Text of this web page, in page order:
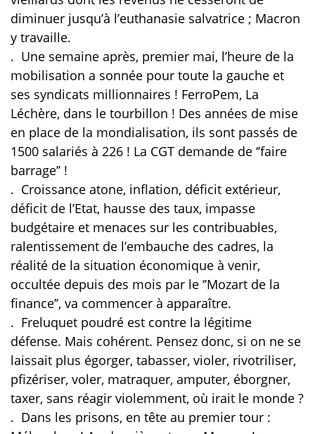
diminuer jusqu’à l’euthanasie salvatrice ; Macron
y travaille.
. Une semaine après, premier mai, l’heure de la
mobilisation a sonnée pour toute la gauche et
ses syndicats millionnaires ! FerroPem, La
Léchère, dans le tourbillon ! Des années de mise
en place de la mondialisation, ils sont passés de
1500 salariés à 226 ! La CGT demande de ‘’faire
barrage’’ !
. Croissance atone, inflation, déficit extérieur,
déficit de l’Etat, hausse des taux, impasse
budgétaire et menaces sur les contribuables,
ralentissement de l’embauche des cadres, la
réalité de la situation économique à venir,
occultée depuis des mois par le ‘’Mozart de la
finance’’, va commencer à apparaître.
. Freluquet poudré est contre la légitime
défense. Mais cohérent. Pensez donc, si on ne se
laissait plus égorger, tabasser, violer, rivotriliser,
pfizériser, voler, matraquer, amputer, éborgner,
taxer, sans réagir violemment, où irait le monde ?
. Dans les prisons, en tête au premier tour :